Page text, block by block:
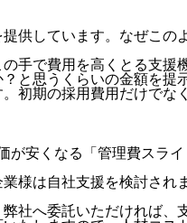
提供しています。なぜこの
手で費用を高くとる支
と思うくらいの金額を
初期の採用費用だけでな
が安くなる「管理費スライ
様は自社支援を検討さ
へ委託いただければ、